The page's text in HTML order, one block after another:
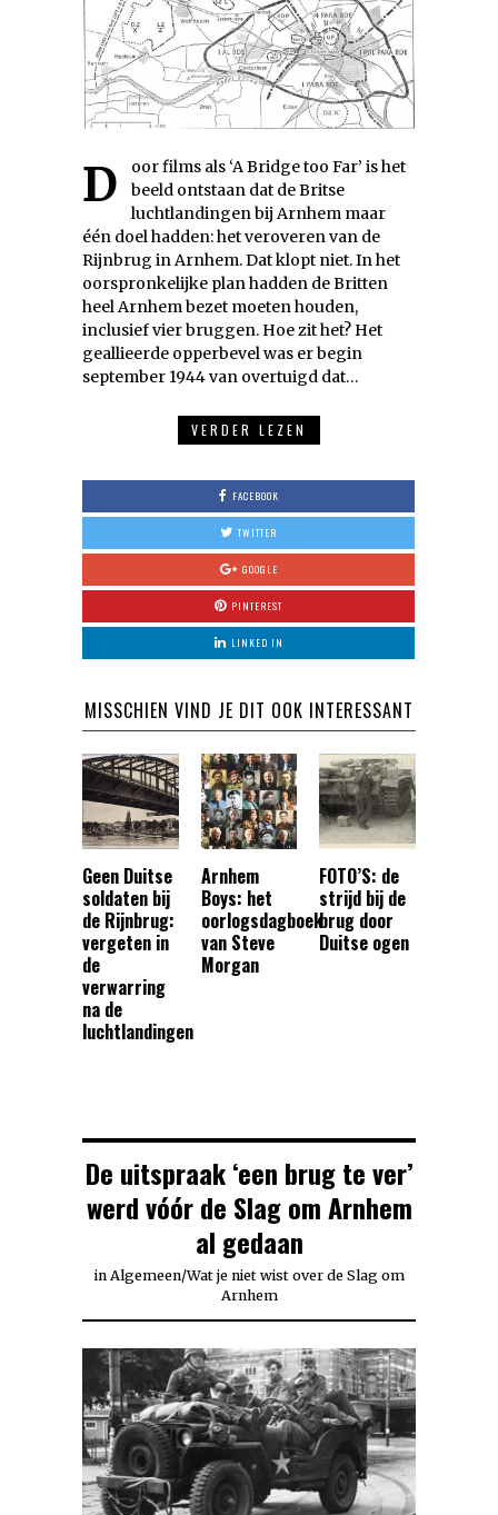
Door films als ‘A Bridge too Far’ is het
beeld ontstaan dat de Britse
luchtlandingen bij Arnhem maar
één doel hadden: het veroveren van de
Rijnbrug in Arnhem. Dat klopt niet. In het
oorspronkelijke plan hadden de Britten
heel Arnhem bezet moeten houden,
inclusief vier bruggen. Hoe zit het? Het
geallieerde opperbevel was er begin
september 1944 van overtuigd dat…
VERDER LEZEN
FACEBOOK
TWITTER
GOOGLE
PINTEREST
LINKED IN
MISSCHIEN VIND JE DIT OOK INTERESSANT
Geen Duitse
soldaten bij
de Rijnbrug:
vergeten in
de
verwarring
na de
luchtlandingen
Arnhem
Boys: het
oorlogsdagboek
van Steve
Morgan
FOTO’S: de
strijd bij de
brug door
Duitse ogen
De uitspraak ‘een brug te ver’
werd vóór de Slag om Arnhem
al gedaan
in Algemeen/Wat je niet wist over de Slag om
Arnhem